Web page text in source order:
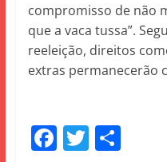
compromisso de não
que a vaca tussa”.
reeleição, direitos
extras permanecerão
F T S